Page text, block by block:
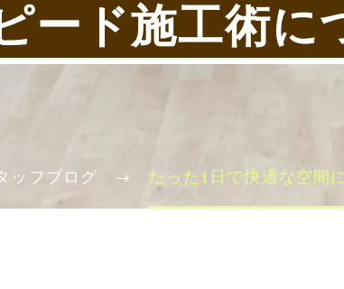
ード施工術に
ッフブログ たった1日で快適な空間